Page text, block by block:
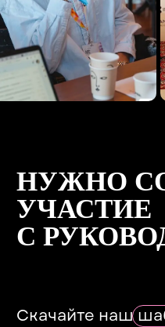
ИНФОРМАЦИОННЫЕ
ПАРТНЁРЫ